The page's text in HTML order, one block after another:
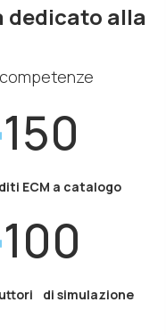
dedicato alla
150
ECM a catalogo
100
di simulazione